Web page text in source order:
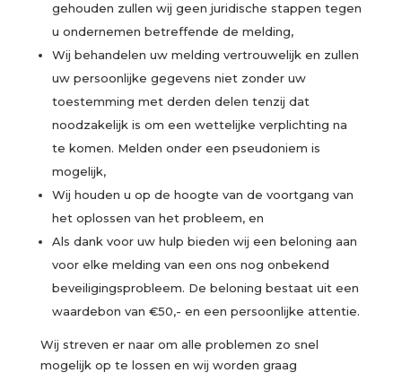
gehouden zullen wij geen juridische stappen tegen
u ondernemen betreffende de melding,
Wij behandelen uw melding vertrouwelijk en zullen
uw persoonlijke gegevens niet zonder uw
toestemming met derden delen tenzij dat
noodzakelijk is om een wettelijke verplichting na
te komen. Melden onder een pseudoniem is
mogelijk,
Wij houden u op de hoogte van de voortgang van
het oplossen van het probleem, en
Als dank voor uw hulp bieden wij een beloning aan
voor elke melding van een ons nog onbekend
beveiligingsprobleem. De beloning bestaat uit een
waardebon van €50,- en een persoonlijke attentie.
Wij streven er naar om alle problemen zo snel
mogelijk op te lossen en wij worden graag